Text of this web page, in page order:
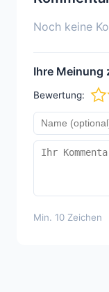
Noch keine
Ihre Meinung
Bewertung:
Min. 10 Zeichen